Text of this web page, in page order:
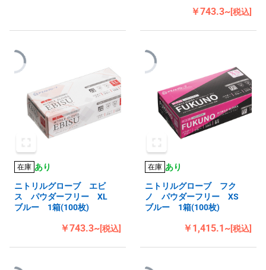
￥743.3~[税込]
在庫 あり
ニトリルグローブ エビ
ス パウダーフリー XL
ブルー 1箱(100枚)
￥743.3~[税込]
在庫 あり
ニトリルグローブ フク
ノ パウダーフリー XS
ブルー 1箱(100枚)
￥1,415.1~[税込]